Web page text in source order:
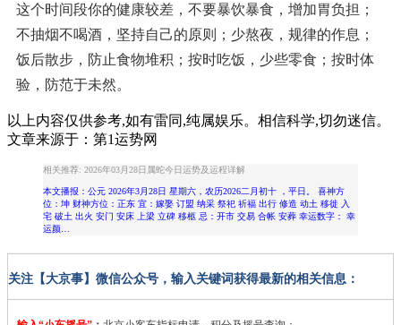
这个时间段你的健康较差，不要暴饮暴食，增加胃负担；
不抽烟不喝酒，坚持自己的原则；少熬夜，规律的作息；
饭后散步，防止食物堆积；按时吃饭，少些零食；按时体
验，防范于未然。
以上内容仅供参考,如有雷同,纯属娱乐。相信科学,切勿迷信。
文章来源于：第1运势网
相关推荐: 2026年03月28日属蛇今日运势及运程详解
本文播报：公元 2026年3月28日 星期六，农历2026二月初十 ，平日。 喜神方
位：坤 财神方位：正东 宜：嫁娶 订盟 纳采 祭祀 祈福 出行 修造 动土 移徙 入
宅 破土 出火 安门 安床 上梁 立碑 移柩 忌：开市 交易 合帐 安葬 幸运数字： 幸
运颜…
关注【大京事】微信公众号，输入关键词获得最新的相关信息：